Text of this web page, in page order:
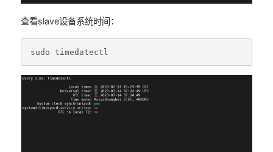
查看slave设备系统时间：
sudo timedatectl